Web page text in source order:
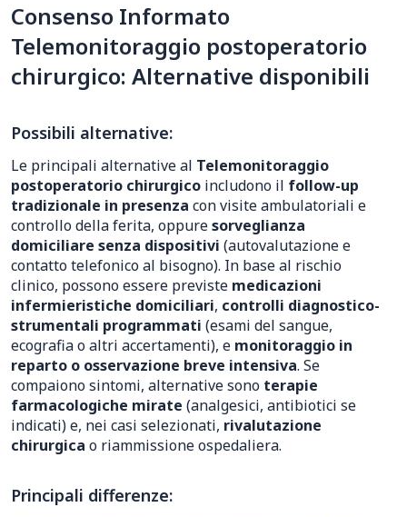
Consenso Informato
Telemonitoraggio postoperatorio
chirurgico: Alternative disponibili
Possibili alternative:
Le principali alternative al Telemonitoraggio
postoperatorio chirurgico includono il follow-up
tradizionale in presenza con visite ambulatoriali e
controllo della ferita, oppuresorveglianza
domiciliare senza dispositivi (autovalutazione e
contatto telefonico al bisogno). In base al rischio
clinico, possono essere previste medicazioni
infermieristiche domiciliari, controlli diagnostico-
strumentali programmati (esami del sangue,
ecografia o altri accertamenti), e monitoraggio in
reparto o osservazione breve intensiva. Se
compaiono sintomi, alternative sono terapie
farmacologiche mirate (analgesici, antibiotici se
indicati) e, nei casi selezionati, rivalutazione
chirurgica o riammissione ospedaliera.
Principali differenze: